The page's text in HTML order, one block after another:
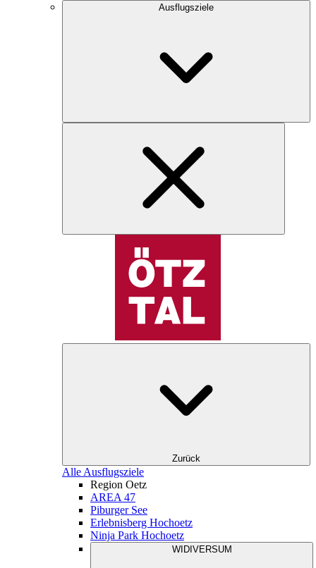
Ausflugsziele
Zurück
Alle Ausflugsziele
Region Oetz
AREA 47
Piburger See
Erlebnisberg Hochoetz
Ninja Park Hochoetz
WIDIVERSUM